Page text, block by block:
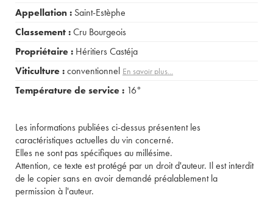
Appellation : Saint-Estèphe
Classement :Cru Bourgeois
Propriétaire : Héritiers Castéja
Viticulture :conventionnel En savoir plus...
Température de service : 16°
Les informations publiées ci-dessus présentent les
caractéristiques actuelles du vin concerné.
Elles ne sont pas spécifiques au millésime.
Attention, ce texte est protégé par un droit d'auteur. Il est interdit
de le copier sans en avoir demandé préalablement la
permission à l'auteur.